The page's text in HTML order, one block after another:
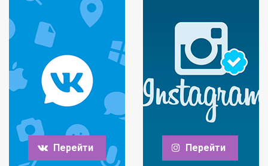
Перейти Перейти